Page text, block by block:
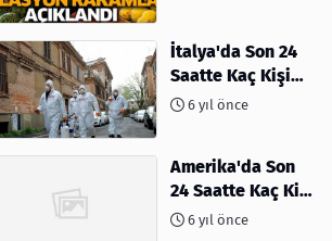
İtalya'da Son 24
Saatte Kaç Kişi
Öldü6 yıl önce
Amerika'da Son
24 Saatte Kaç Kişi
Öldü - 06 Nisan
6 yıl önce